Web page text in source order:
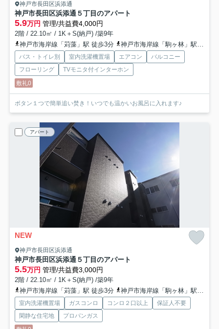
神戸市長田区浜添通
神戸市長田区浜添通５丁目のアパート
5.9万円 管理/共益費4,000円
2階 / 22.10㎡ / 1K＋S(納戸) /築9年
神戸市海岸線「苅藻」駅 徒歩3分
神戸市海岸線「駒ヶ林」駅 徒歩12分
バス・トイレ別 室内洗濯機置場 エアコン
バルコニー
フローリング
TVモニタ付インターホン
敷礼0
ボタン１つで簡単追い焚き！いつでも温かいお風呂に入れます♪
アパート
NEW
神戸市長田区浜添通
神戸市長田区浜添通５丁目のアパート
5.5万円 管理/共益費3,000円
2階 / 22.10㎡ / 1K＋S(納戸) /築9年
神戸市海岸線「苅藻」駅 徒歩3分
神戸市海岸線「駒ヶ林」駅 徒歩12分
室内洗濯機置場 ガスコンロ コンロ２口以上
保証人不要
閑静な住宅地
プロパンガス